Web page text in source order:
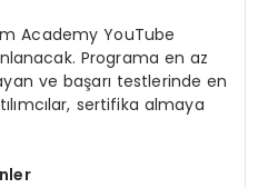
Academy YouTube
Programa en az
ve başarı testlerinde en
sertifika almaya